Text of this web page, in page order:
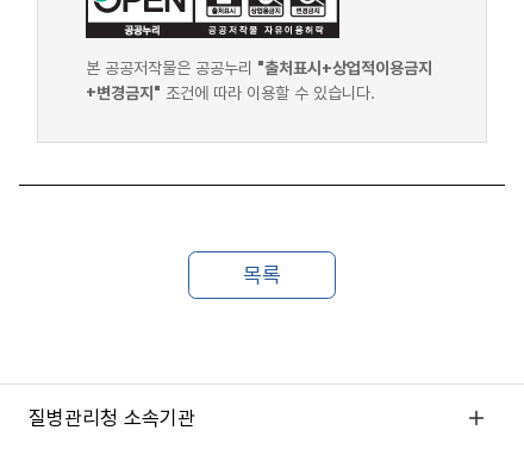
본 공공저작물은 공공누리 "출처표시+상업적이용금지
+변경금지" 조건에 따라 이용할 수 있습니다.
질병관리청 소속기관